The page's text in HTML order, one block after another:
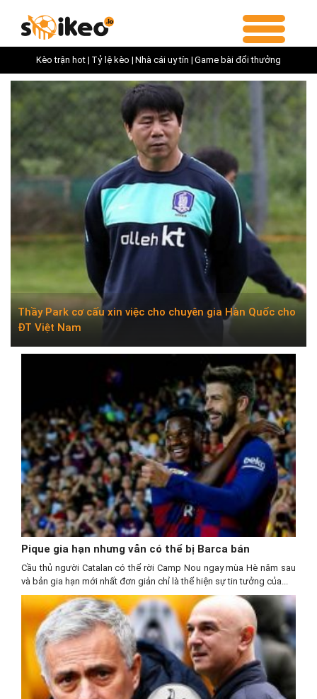
Kèo trận hot | Tỷ lệ kèo | Nhà cái uy tín | Game bài đổi thưởng
Thầy Park cơ cấu xin việc cho chuyên gia Hàn Quốc cho
ĐT Việt Nam
Pique gia hạn nhưng vẫn có thể bị Barca bán
Cầu thủ người Catalan có thể rời Camp Nou ngay mùa Hè năm sau
và bản gia hạn mới nhất đơn giản chỉ là thể hiện sự tin tưởng của...